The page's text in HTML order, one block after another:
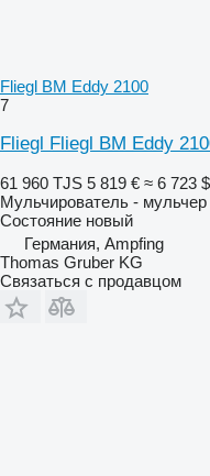
Fliegl BM Eddy 2100
7
Fliegl Fliegl BM Eddy
61 960 TJS 5 819 € ≈ 6 723 $
Мульчирователь - мульчер
Состояние новый
Германия, Ampfing
Thomas Gruber KG
Связаться с продавцом